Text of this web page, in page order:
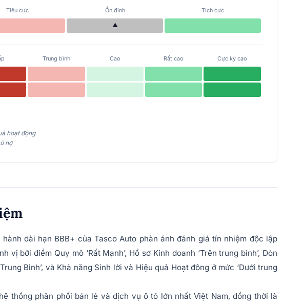
Tiêu cực Ổn định Tích cực
▲
Trung bình Cao Rất cao Cực kỳ cao
hoạt động
nợ
dài hạn BBB+ của Tasco Auto phản ánh đánh giá tín nhiệm độc lập
vị bởi điểm Quy mô ‘Rất Mạnh’, Hồ sơ Kinh doanh ‘Trên trung bình’, Đòn
Bình’, và Khả năng Sinh lời và Hiệu quả Hoạt động ở mức ‘Dưới trung
thống phân phối bán lẻ và dịch vụ ô tô lớn nhất Việt Nam, đồng thời là